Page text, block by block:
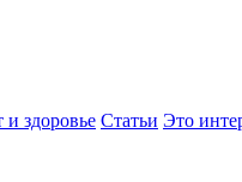
и здоровье Статьи Это